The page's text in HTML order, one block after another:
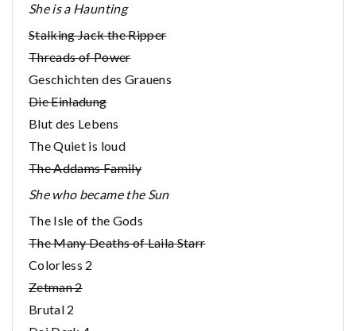
She is a Haunting
Stalking Jack the Ripper
Threads of Power
Geschichten des Grauens
Die Einladung
Blut des Lebens
The Quiet is loud
The Addams Family
She who became the Sun
The Isle of the Gods
The Many Deaths of Laila Starr
Colorless 2
Zetman 2
Brutal 2